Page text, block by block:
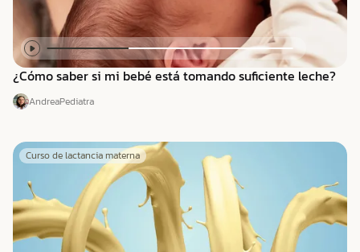
¿Cómo saber si mi bebé está tomando suficiente leche?
AndreaPediatra
Curso de lactancia materna